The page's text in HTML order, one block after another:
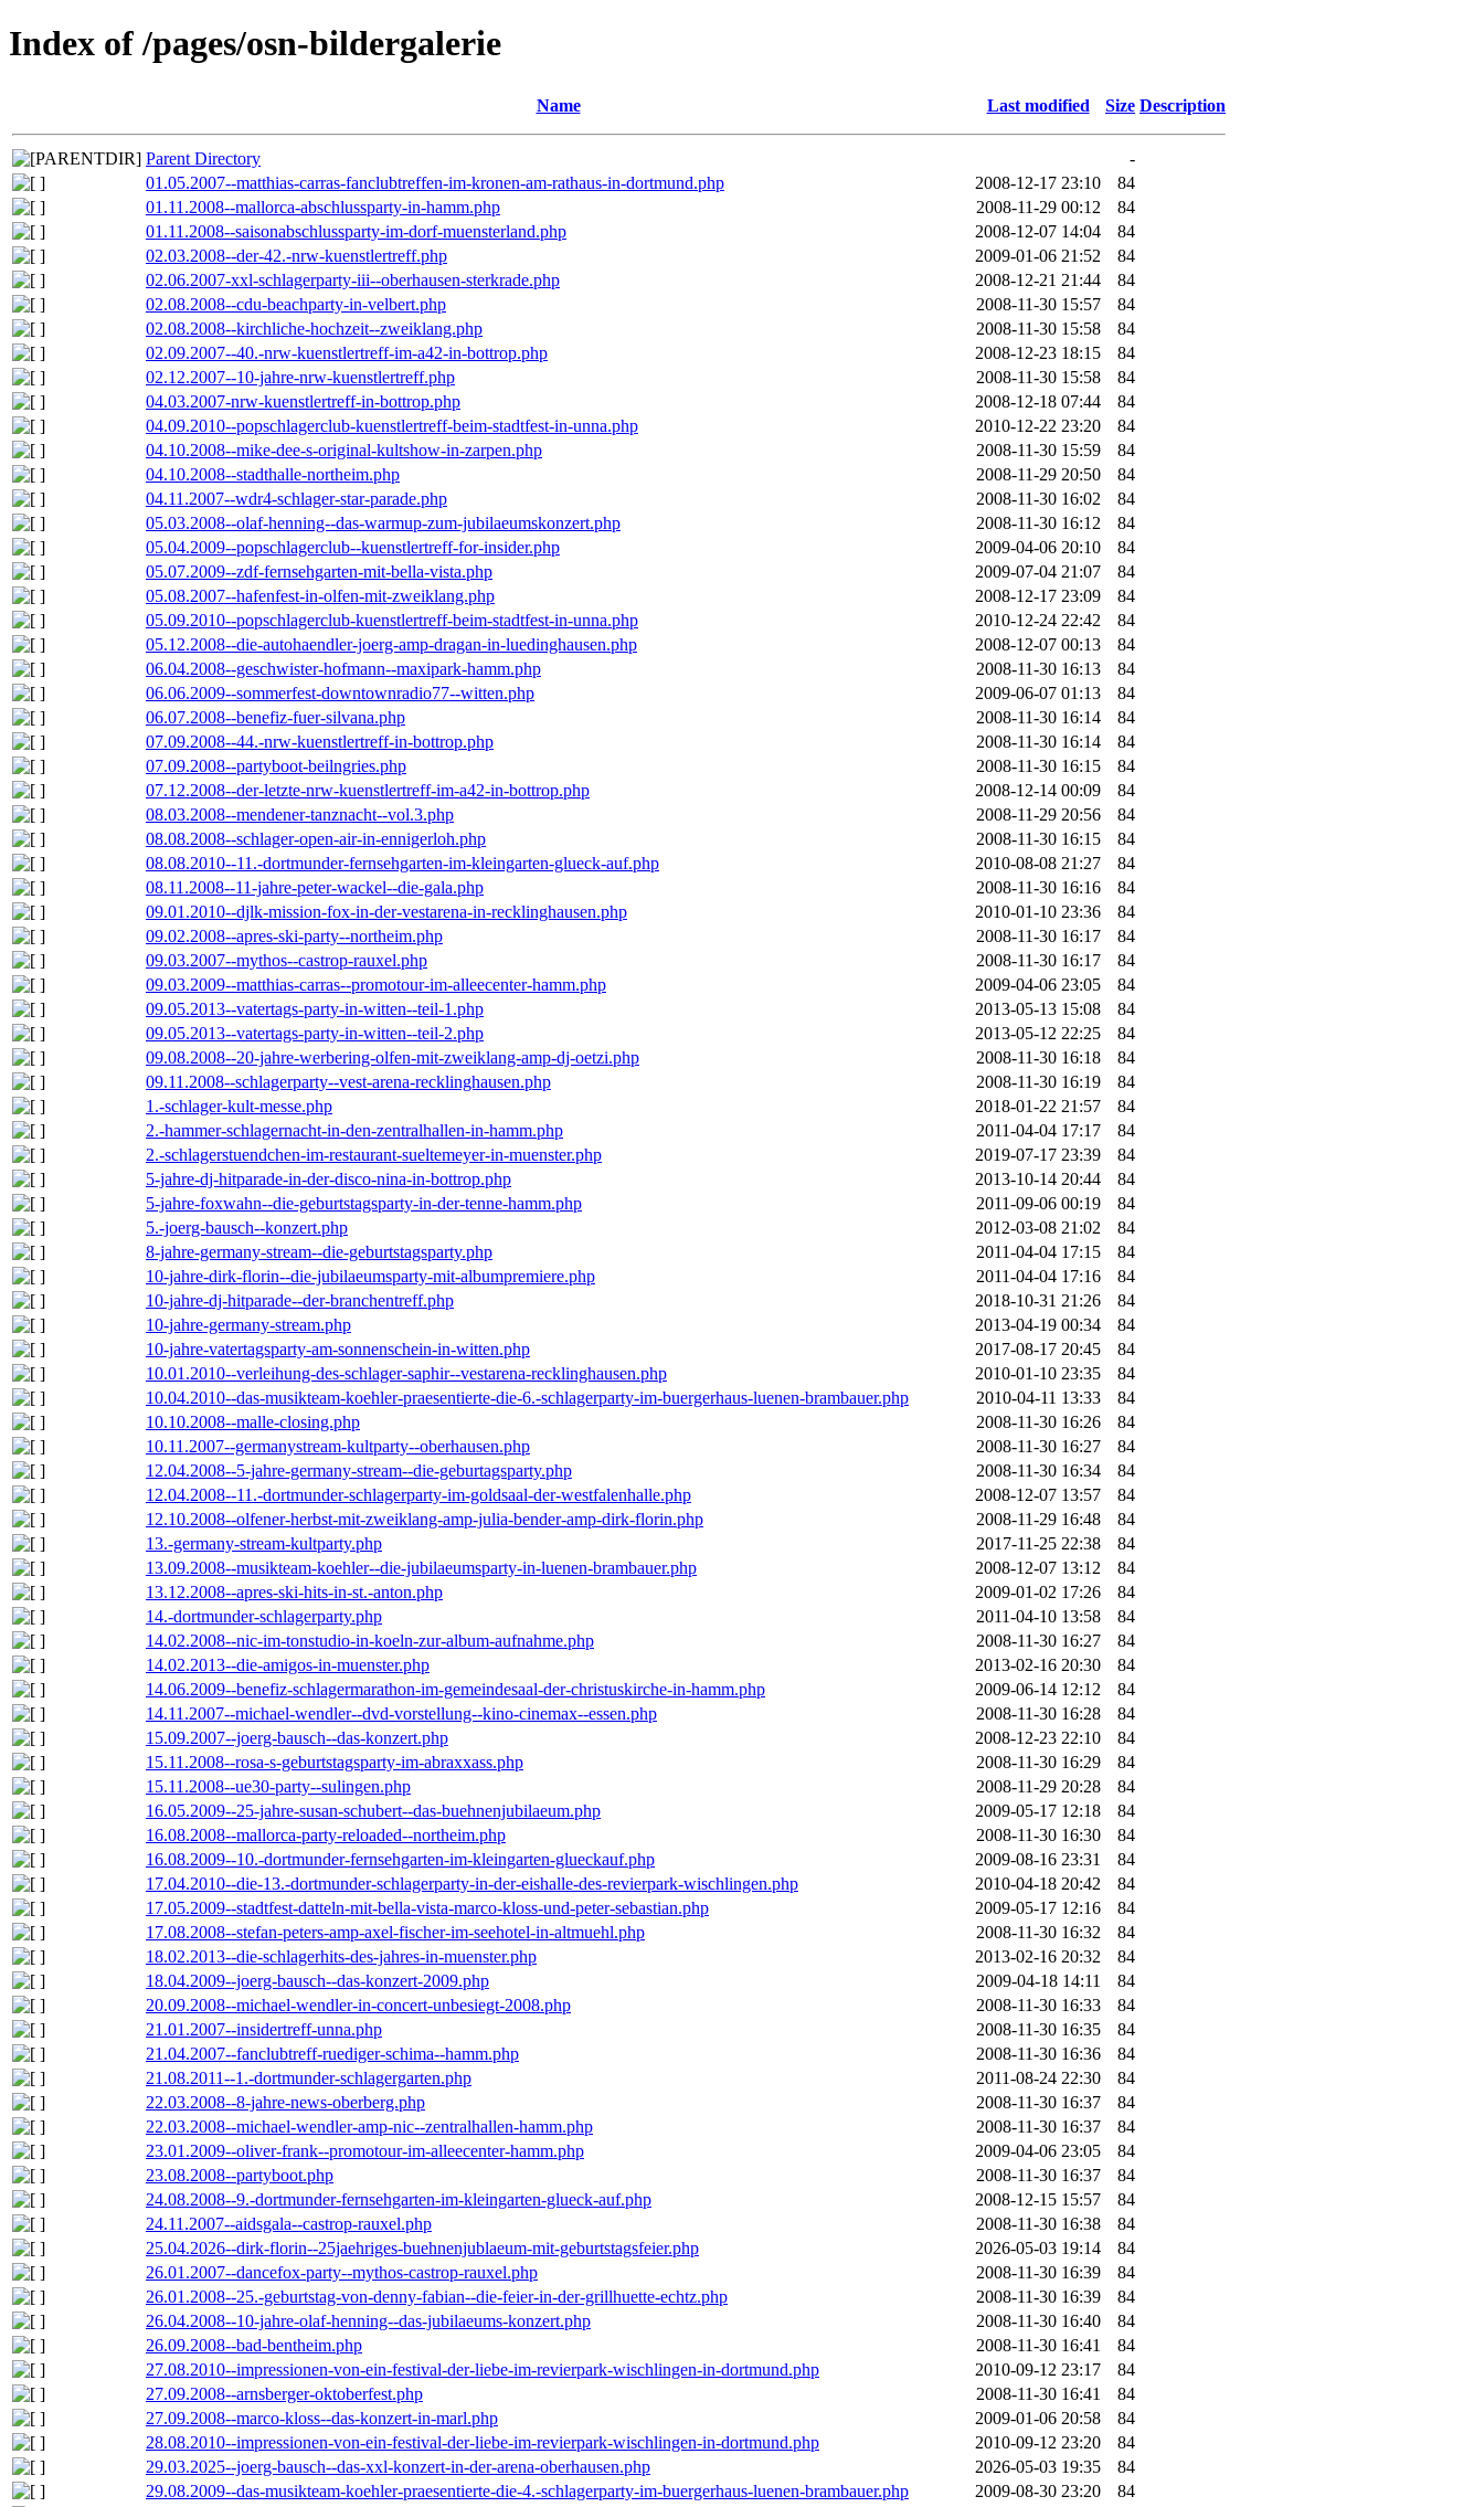
Index of /pages/osn-bildergalerie
Name Last modified Size Description
Parent Directory
-
01.05.2007--matthias-carras-fanclubtreffen-im-kronen-am-rathaus-in-dortmund.php
2008-12-17 23:10
84
01.11.2008--mallorca-abschlussparty-in-hamm.php
2008-11-29 00:12
84
01.11.2008--saisonabschlussparty-im-dorf-muensterland.php
2008-12-07 14:04
84
02.03.2008--der-42.-nrw-kuenstlertreff.php
2009-01-06 21:52
84
02.06.2007-xxl-schlagerparty-iii--oberhausen-sterkrade.php
2008-12-21 21:44
84
02.08.2008--cdu-beachparty-in-velbert.php
2008-11-30 15:57
84
02.08.2008--kirchliche-hochzeit--zweiklang.php
2008-11-30 15:58
84
02.09.2007--40.-nrw-kuenstlertreff-im-a42-in-bottrop.php
2008-12-23 18:15
84
02.12.2007--10-jahre-nrw-kuenstlertreff.php
2008-11-30 15:58
84
04.03.2007-nrw-kuenstlertreff-in-bottrop.php
2008-12-18 07:44
84
04.09.2010--popschlagerclub-kuenstlertreff-beim-stadtfest-in-unna.php
2010-12-22 23:20
84
04.10.2008--mike-dee-s-original-kultshow-in-zarpen.php
2008-11-30 15:59
84
04.10.2008--stadthalle-northeim.php
2008-11-29 20:50
84
04.11.2007--wdr4-schlager-star-parade.php
2008-11-30 16:02
84
05.03.2008--olaf-henning--das-warmup-zum-jubilaeumskonzert.php
2008-11-30 16:12
84
05.04.2009--popschlagerclub--kuenstlertreff-for-insider.php
2009-04-06 20:10
84
05.07.2009--zdf-fernsehgarten-mit-bella-vista.php
2009-07-04 21:07
84
05.08.2007--hafenfest-in-olfen-mit-zweiklang.php
2008-12-17 23:09
84
05.09.2010--popschlagerclub-kuenstlertreff-beim-stadtfest-in-unna.php
2010-12-24 22:42
84
05.12.2008--die-autohaendler-joerg-amp-dragan-in-luedinghausen.php
2008-12-07 00:13
84
06.04.2008--geschwister-hofmann--maxipark-hamm.php
2008-11-30 16:13
84
06.06.2009--sommerfest-downtownradio77--witten.php
2009-06-07 01:13
84
06.07.2008--benefiz-fuer-silvana.php
2008-11-30 16:14
84
07.09.2008--44.-nrw-kuenstlertreff-in-bottrop.php
2008-11-30 16:14
84
07.09.2008--partyboot-beilngries.php
2008-11-30 16:15
84
07.12.2008--der-letzte-nrw-kuenstlertreff-im-a42-in-bottrop.php
2008-12-14 00:09
84
08.03.2008--mendener-tanznacht--vol.3.php
2008-11-29 20:56
84
08.08.2008--schlager-open-air-in-ennigerloh.php
2008-11-30 16:15
84
08.08.2010--11.-dortmunder-fernsehgarten-im-kleingarten-glueck-auf.php
2010-08-08 21:27
84
08.11.2008--11-jahre-peter-wackel--die-gala.php
2008-11-30 16:16
84
09.01.2010--djlk-mission-fox-in-der-vestarena-in-recklinghausen.php
2010-01-10 23:36
84
09.02.2008--apres-ski-party--northeim.php
2008-11-30 16:17
84
09.03.2007--mythos--castrop-rauxel.php
2008-11-30 16:17
84
09.03.2009--matthias-carras--promotour-im-alleecenter-hamm.php
2009-04-06 23:05
84
09.05.2013--vatertags-party-in-witten--teil-1.php
2013-05-13 15:08
84
09.05.2013--vatertags-party-in-witten--teil-2.php
2013-05-12 22:25
84
09.08.2008--20-jahre-werbering-olfen-mit-zweiklang-amp-dj-oetzi.php
2008-11-30 16:18
84
09.11.2008--schlagerparty--vest-arena-recklinghausen.php
2008-11-30 16:19
84
1.-schlager-kult-messe.php
2018-01-22 21:57
84
2.-hammer-schlagernacht-in-den-zentralhallen-in-hamm.php
2011-04-04 17:17
84
2.-schlagerstuendchen-im-restaurant-sueltemeyer-in-muenster.php
2019-07-17 23:39
84
5-jahre-dj-hitparade-in-der-disco-nina-in-bottrop.php
2013-10-14 20:44
84
5-jahre-foxwahn--die-geburtstagsparty-in-der-tenne-hamm.php
2011-09-06 00:19
84
5.-joerg-bausch--konzert.php
2012-03-08 21:02
84
8-jahre-germany-stream--die-geburtstagsparty.php
2011-04-04 17:15
84
10-jahre-dirk-florin--die-jubilaeumsparty-mit-albumpremiere.php
2011-04-04 17:16
84
10-jahre-dj-hitparade--der-branchentreff.php
2018-10-31 21:26
84
10-jahre-germany-stream.php
2013-04-19 00:34
84
10-jahre-vatertagsparty-am-sonnenschein-in-witten.php
2017-08-17 20:45
84
10.01.2010--verleihung-des-schlager-saphir--vestarena-recklinghausen.php
2010-01-10 23:35
84
10.04.2010--das-musikteam-koehler-praesentierte-die-6.-schlagerparty-im-buergerhaus-luenen-brambauer.php
2010-04-11 13:33
84
10.10.2008--malle-closing.php
2008-11-30 16:26
84
10.11.2007--germanystream-kultparty--oberhausen.php
2008-11-30 16:27
84
12.04.2008--5-jahre-germany-stream--die-geburtagsparty.php
2008-11-30 16:34
84
12.04.2008--11.-dortmunder-schlagerparty-im-goldsaal-der-westfalenhalle.php
2008-12-07 13:57
84
12.10.2008--olfener-herbst-mit-zweiklang-amp-julia-bender-amp-dirk-florin.php
2008-11-29 16:48
84
13.-germany-stream-kultparty.php
2017-11-25 22:38
84
13.09.2008--musikteam-koehler--die-jubilaeumsparty-in-luenen-brambauer.php
2008-12-07 13:12
84
13.12.2008--apres-ski-hits-in-st.-anton.php
2009-01-02 17:26
84
14.-dortmunder-schlagerparty.php
2011-04-10 13:58
84
14.02.2008--nic-im-tonstudio-in-koeln-zur-album-aufnahme.php
2008-11-30 16:27
84
14.02.2013--die-amigos-in-muenster.php
2013-02-16 20:30
84
14.06.2009--benefiz-schlagermarathon-im-gemeindesaal-der-christuskirche-in-hamm.php
2009-06-14 12:12
84
14.11.2007--michael-wendler--dvd-vorstellung--kino-cinemax--essen.php
2008-11-30 16:28
84
15.09.2007--joerg-bausch--das-konzert.php
2008-12-23 22:10
84
15.11.2008--rosa-s-geburtstagsparty-im-abraxxass.php
2008-11-30 16:29
84
15.11.2008--ue30-party--sulingen.php
2008-11-29 20:28
84
16.05.2009--25-jahre-susan-schubert--das-buehnenjubilaeum.php
2009-05-17 12:18
84
16.08.2008--mallorca-party-reloaded--northeim.php
2008-11-30 16:30
84
16.08.2009--10.-dortmunder-fernsehgarten-im-kleingarten-glueckauf.php
2009-08-16 23:31
84
17.04.2010--die-13.-dortmunder-schlagerparty-in-der-eishalle-des-revierpark-wischlingen.php
2010-04-18 20:42
84
17.05.2009--stadtfest-datteln-mit-bella-vista-marco-kloss-und-peter-sebastian.php
2009-05-17 12:16
84
17.08.2008--stefan-peters-amp-axel-fischer-im-seehotel-in-altmuehl.php
2008-11-30 16:32
84
18.02.2013--die-schlagerhits-des-jahres-in-muenster.php
2013-02-16 20:32
84
18.04.2009--joerg-bausch--das-konzert-2009.php
2009-04-18 14:11
84
20.09.2008--michael-wendler-in-concert-unbesiegt-2008.php
2008-11-30 16:33
84
21.01.2007--insidertreff-unna.php
2008-11-30 16:35
84
21.04.2007--fanclubtreff-ruediger-schima--hamm.php
2008-11-30 16:36
84
21.08.2011--1.-dortmunder-schlagergarten.php
2011-08-24 22:30
84
22.03.2008--8-jahre-news-oberberg.php
2008-11-30 16:37
84
22.03.2008--michael-wendler-amp-nic--zentralhallen-hamm.php
2008-11-30 16:37
84
23.01.2009--oliver-frank--promotour-im-alleecenter-hamm.php
2009-04-06 23:05
84
23.08.2008--partyboot.php
2008-11-30 16:37
84
24.08.2008--9.-dortmunder-fernsehgarten-im-kleingarten-glueck-auf.php
2008-12-15 15:57
84
24.11.2007--aidsgala--castrop-rauxel.php
2008-11-30 16:38
84
25.04.2026--dirk-florin--25jaehriges-buehnenjublaeum-mit-geburtstagsfeier.php
2026-05-03 19:14
84
26.01.2007--dancefox-party--mythos-castrop-rauxel.php
2008-11-30 16:39
84
26.01.2008--25.-geburtstag-von-denny-fabian--die-feier-in-der-grillhuette-echtz.php
2008-11-30 16:39
84
26.04.2008--10-jahre-olaf-henning--das-jubilaeums-konzert.php
2008-11-30 16:40
84
26.09.2008--bad-bentheim.php
2008-11-30 16:41
84
27.08.2010--impressionen-von-ein-festival-der-liebe-im-revierpark-wischlingen-in-dortmund.php
2010-09-12 23:17
84
27.09.2008--arnsberger-oktoberfest.php
2008-11-30 16:41
84
27.09.2008--marco-kloss--das-konzert-in-marl.php
2009-01-06 20:58
84
28.08.2010--impressionen-von-ein-festival-der-liebe-im-revierpark-wischlingen-in-dortmund.php
2010-09-12 23:20
84
29.03.2025--joerg-bausch--das-xxl-konzert-in-der-arena-oberhausen.php
2026-05-03 19:35
84
29.08.2009--das-musikteam-koehler-praesentierte-die-4.-schlagerparty-im-buergerhaus-luenen-brambauer.php
2009-08-30 23:20
84